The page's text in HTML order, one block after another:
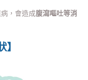
，會造成腹瀉嘔吐等消
】